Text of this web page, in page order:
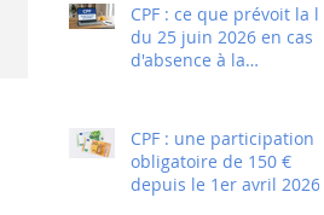
CPF : ce que prévoit la loi
du 25 juin 2026 en cas
d'absence à la
CPF : une participation
obligatoire de 150 €
depuis le 1er avril 2026